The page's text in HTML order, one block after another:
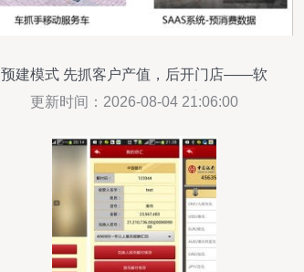
预建模式 先抓客户产值，后开门店——软
件服务不亏的不二法门
更新时间：2026-08-04 21:06:00